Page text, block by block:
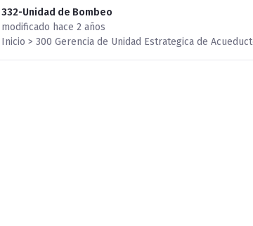
332-Unidad de Bombeo
modificado hace 2 años
Inicio > 300 Gerencia de Unidad Estrategica de